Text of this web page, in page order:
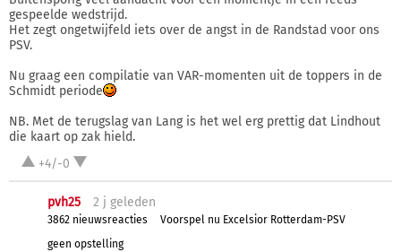
gespeelde wedstrijd.
Het zegt ongetwijfeld iets over de angst in de Randstad voor ons
PSV.
Nu graag een compilatie van VAR-momenten uit de toppers in de
Schmidt periode
NB. Met de terugslag van Lang is het wel erg prettig dat Lindhout
die kaart op zak hield.
+4/-0
pvh25 2 j geleden
3862 nieuwsreacties
Voorspel nu Excelsior Rotterdam-PSV
geen opstelling